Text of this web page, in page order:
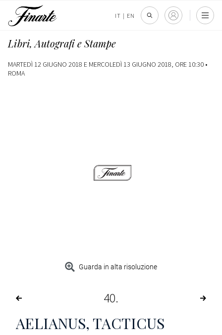
IT | EN
Libri, Autografi e Stampe
MARTEDÌ 12 GIUGNO 2018 E MERCOLEDÌ 13 GIUGNO 2018, ORE 10:30 •
ROMA
Guarda in alta risoluzione
40
AELIANUS, TACTICUS